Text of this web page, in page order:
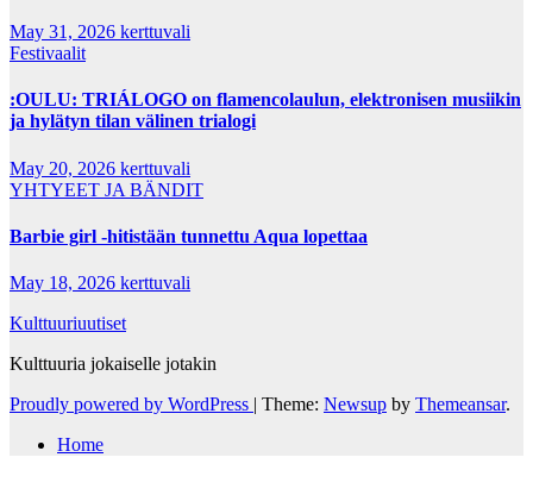
May 31, 2026 kerttuvali
Festivaalit
:OULU: TRIÁLOGO on flamencolaulun, elektronisen musiikin
ja hylätyn tilan välinen trialogi
May 20, 2026 kerttuvali
YHTYEET JA BÄNDIT
Barbie girl -hitistään tunnettu Aqua lopettaa
May 18, 2026 kerttuvali
Kulttuuriuutiset
Kulttuuria jokaiselle jotakin
Proudly powered by WordPress | Theme: Newsup by Themeansar.
Home